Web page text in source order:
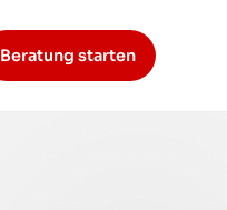
Beratung starten